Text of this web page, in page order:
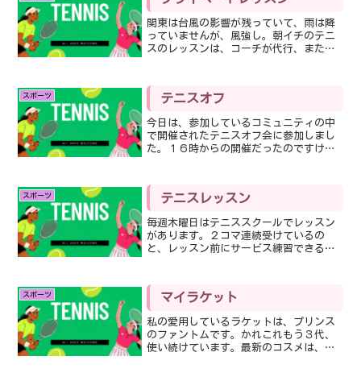
関東は台風の影響が残っていて、雨は降
っていませんが、風強し。朝イチのテニ
スのレッスンは、コーチが代行、また代
ゃん🎵残念なことにエルボーが悪化して
るし、この強風の中、スト...
スポーツ テニスオフ
今日は、参加しているコミュニティの中
で開催されたテニスオフ会に参加しまし
た。１６時からの開催だったのですけ
いうか、暑さには強い私でも、この暑さ
の中でテニスするって、テニ...
スポーツ テニスレッスン
毎週木曜日はテニススクールでレッスン
があります。２コマ連続受けているの
と、レッスン前にサービス練習できる時
ど、湿気がそこまでなかったからか、耐
えられましたw今日のテ...
スポーツ マイラケット
私の愛用しているラケットは、プリンス
のファントムです。かれこれもう３代、
使い続けています。最新のコスメは、ブ